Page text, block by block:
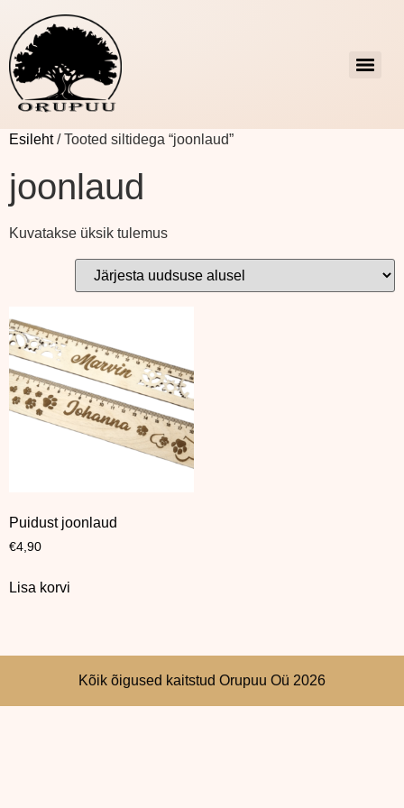
Esileht/ Tooted siltidega “joonlaud”
joonlaud
Kuvatakse üksik tulemus
Puidust joonlaud
€4,90
Lisa korvi
Kõik õigused kaitstud Orupuu Oü 2026